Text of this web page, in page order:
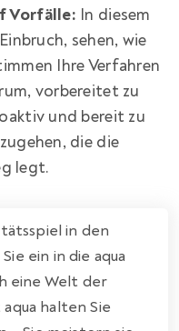
Vorfälle: In diesem
sehen, wie
Ihre Verfahren
vorbereitet zu
und bereit zu
die die
legt.
in den
ein in die aqua
eine Welt der
halten Sie